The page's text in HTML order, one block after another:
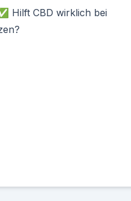
Hilft CBD wirklich bei